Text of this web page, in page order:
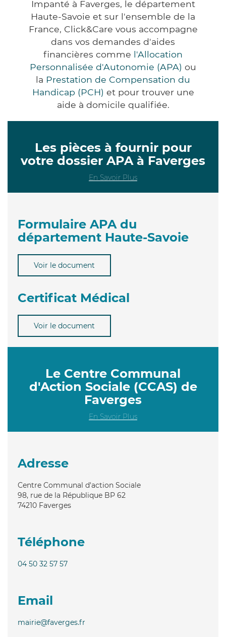
Impanté à Faverges, le département
Haute-Savoie et sur l'ensemble de la
France, Click&Care vous accompagne
dans vos demandes d'aides
financières comme l'Allocation
Personnalisée d'Autonomie (APA) ou
la Prestation de Compensation du
Handicap (PCH) et pour trouver une
aide à domicile qualifiée.
Les pièces à fournir pour
votre dossier APA à Faverges
En Savoir Plus
Formulaire APA du
département Haute-Savoie
Voir le document
Certificat Médical
Voir le document
Le Centre Communal
d'Action Sociale (CCAS) de
Faverges
En Savoir Plus
Adresse
Centre Communal d'action Sociale
98, rue de la République BP 62
74210 Faverges
Téléphone
04 50 32 57 57
Email
mairie@faverges.fr